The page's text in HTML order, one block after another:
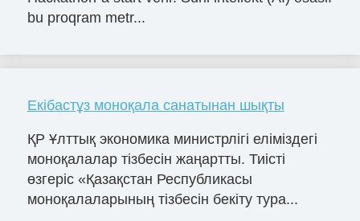
bu proqram metr...
Екібастұз моноқала санатынан шықты
ҚР Ұлттық экономика министрлігі еліміздегі
моноқалалар тізбесін жаңартты. Тиісті
өзгеріс «Қазақстан Республикасы
моноқалаларының тізбесін бекіту тура...